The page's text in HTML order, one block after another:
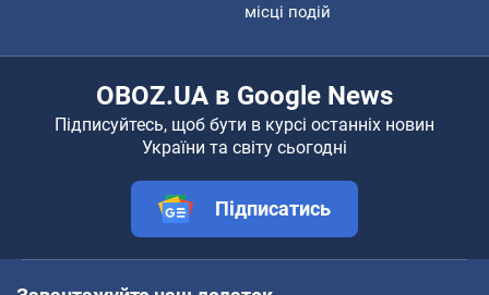
місці подій
OBOZ.UA в Google News
Підписуйтесь, щоб бути в курсі останніх новин
України та світу сьогодні
Підписатись